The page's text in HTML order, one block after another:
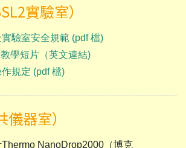
實驗室）
驗室安全規範 (pdf 檔)
學短片（英文連結)
規定 (pdf 檔)
器室）
NanoDrop2000（博克